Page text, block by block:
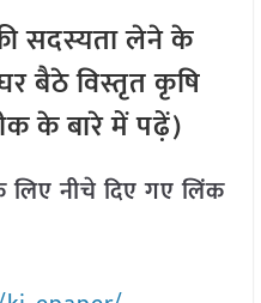
सदस्यता लेने के
बैठे विस्तृत कृषि
के बारे में पढ़ें)
नीचे दिए गए लिंक